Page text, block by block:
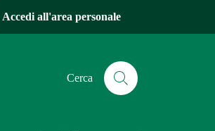
Accedi all'area personale
Cerca